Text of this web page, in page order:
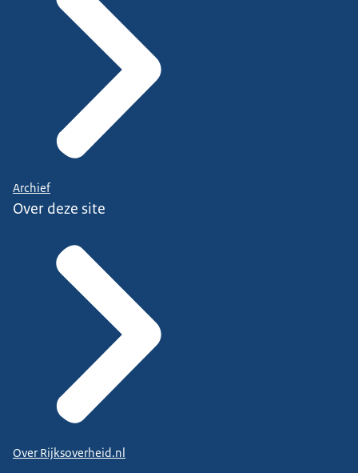
Archief
Over deze site
Over Rijksoverheid.nl